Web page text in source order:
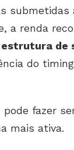
submetidas
a renda
estrutura de
do
fazer
mais ativa.